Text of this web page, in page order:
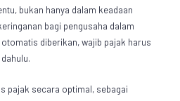
bukan hanya dalam keadaan
bagi pengusaha dalam
diberikan, wajib pajak harus
pajak secara optimal, sebagai